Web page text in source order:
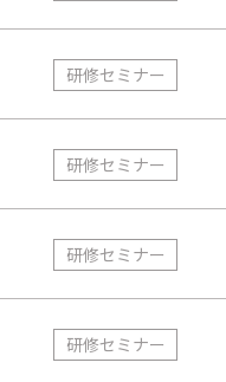
研修セミナー
研修セミナー
研修セミナー
研修セミナー